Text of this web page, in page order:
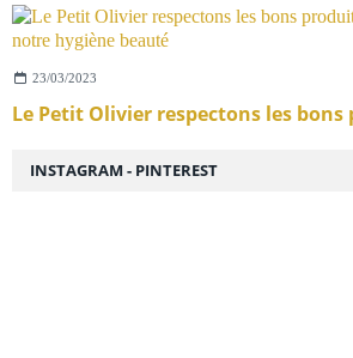
23/03/2023
INSTAGRAM - PINTEREST